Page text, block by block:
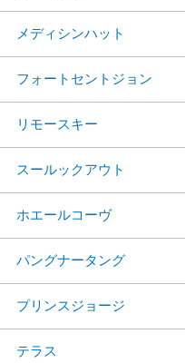
メディシンハット
フォートセントジョン
リモースキー
スールックアウト
ホエールコーヴ
パングナータング
プリンスジョージ
テラス